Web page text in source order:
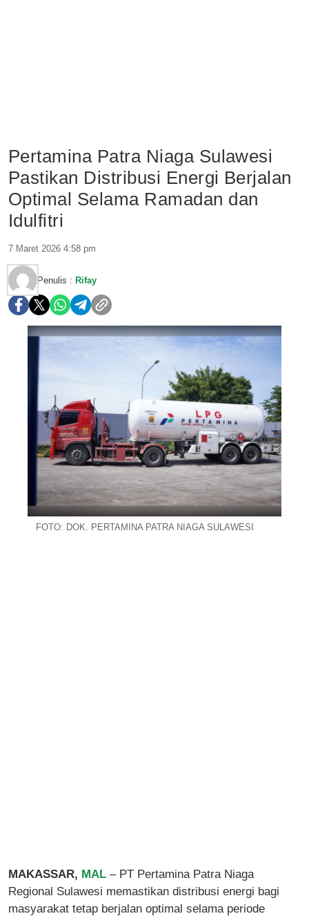
Pertamina Patra Niaga Sulawesi
Pastikan Distribusi Energi Berjalan
Optimal Selama Ramadan dan
Idulfitri
7 Maret 2026 4:58 pm
Penulis : Rifay
FOTO: DOK. PERTAMINA PATRA NIAGA SULAWESI
MAKASSAR, MAL – PT Pertamina Patra Niaga
Regional Sulawesi memastikan distribusi energi bagi
masyarakat tetap berjalan optimal selama periode